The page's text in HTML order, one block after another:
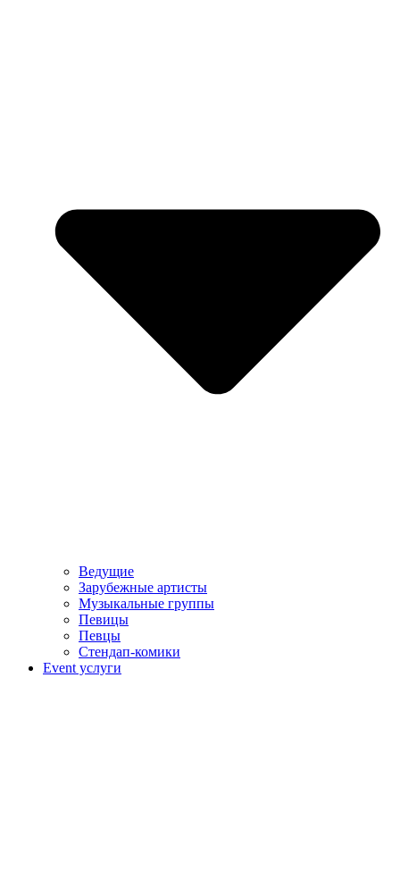
Ведущие
Зарубежные артисты
Музыкальные группы
Певицы
Певцы
Стендап-комики
Event услуги